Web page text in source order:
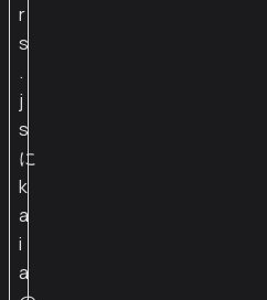
r
s
.
j
s
に
k
a
i
a